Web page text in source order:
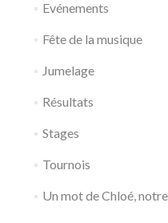
Evénements
Fête de la musique
Jumelage
Résultats
Stages
Tournois
Un mot de Chloé,